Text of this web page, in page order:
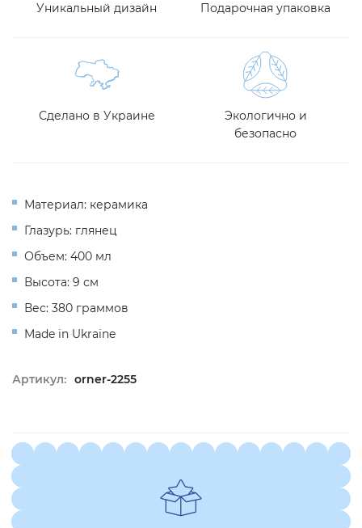
Уникальный дизайн Подарочная упаковка
Сделано в Украине
Экологично и
безопасно
Материал: керамика
Глазурь: глянец
Объем: 400 мл
Высота: 9 см
Вес: 380 граммов
Made in Ukraine
Артикул: orner-2255